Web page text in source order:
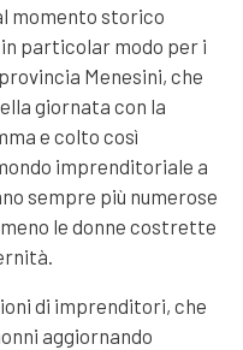
momento storico
particolar modo per i
Menesini, che
giornata con la
e colto così
imprenditoriale a
sempre più numerose
le donne costrette
di imprenditori, che
aggiornando